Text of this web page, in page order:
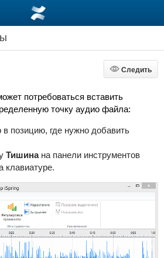
Следить
Следить
потребоваться вставить
точку аудиофайла:
в позицию, где нужно добавить
Тишина на панели инструментов
клавиатуре.